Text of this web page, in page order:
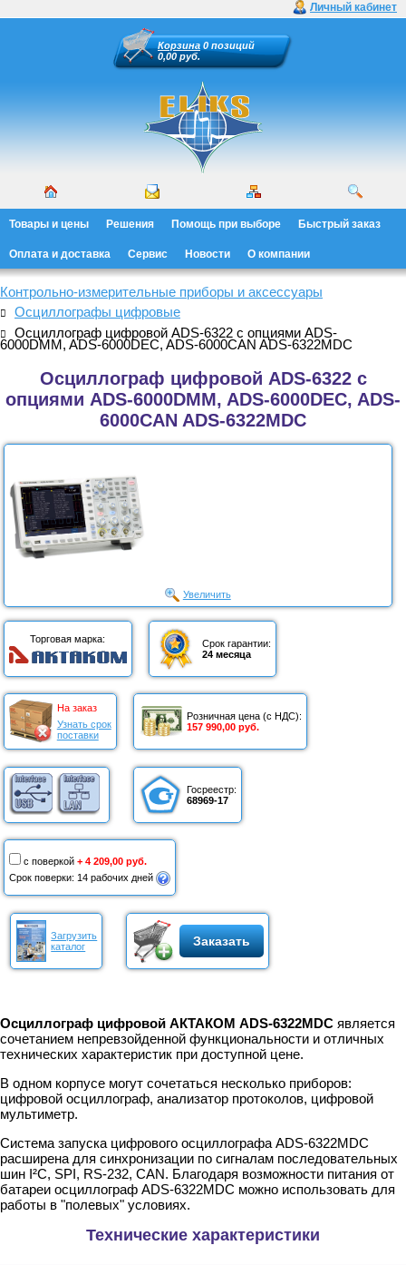
Личный кабинет
Корзина 0 позиций
0,00 руб.
Товары и цены Решения Помощь при выборе Быстрый заказ
Оплата и доставка Сервис Новости О компании
Контрольно-измерительные приборы и аксессуары
Осциллографы цифровые
Осциллограф цифровой ADS-6322 с опциями ADS-
6000DMM, ADS-6000DEC, ADS-6000CAN ADS-6322MDC
Осциллограф цифровой ADS-6322 с
опциями ADS-6000DMM, ADS-6000DEC, ADS-
6000CAN ADS-6322MDC
Увеличить
Торговая марка:
Срок гарантии:
24 месяца
На заказ
Узнать срок
поставки
Розничная цена (с НДС):
157 990,00 руб.
Госреестр:
68969-17
с поверкой + 4 209,00 руб.
Срок поверки: 14 рабочих дней
Загрузить
каталог
Заказать
Осциллограф цифровой АКТАКОМ ADS-6322MDC является
сочетанием непревзойденной функциональности и отличных
технических характеристик при доступной цене.
В одном корпусе могут сочетаться несколько приборов:
цифровой осциллограф, анализатор протоколов, цифровой
мультиметр.
Система запуска цифрового осциллографа ADS-6322MDC
расширена для синхронизации по сигналам последовательных
шин I²C, SPI, RS-232, CAN. Благодаря возможности питания от
батареи осциллограф ADS-6322MDC можно использовать для
работы в "полевых" условиях.
Технические характеристики